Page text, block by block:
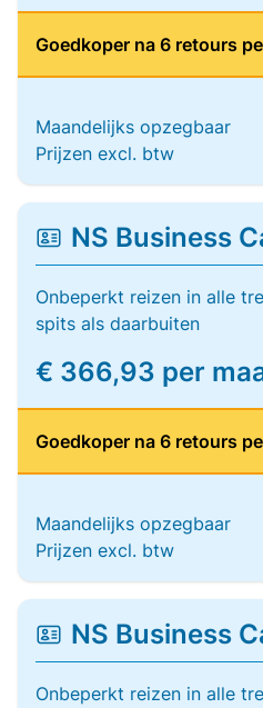
Goedkoper na 6 retours
Maandelijks opzegbaar
Prijzen excl. btw
NS Business
Onbeperkt reizen in alle
spits als daarbuiten
€ 366,93 per
Goedkoper na 6 retours
Maandelijks opzegbaar
Prijzen excl. btw
NS Business
Onbeperkt reizen in alle